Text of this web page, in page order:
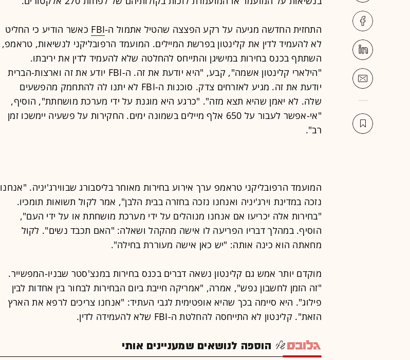
התחזית החדשה מגיעה על רקע הפצצה שהטיל אתמול ה-FBI כאשר הודיע כי החליט
לא להעמיד לדין את קלינטון בפרשת המיילים. המועמד הרפובליקני לנשיאות, טראמפ,
השתתף בכנס בחירות במישיגן והתייחס להחלטה שלא להעמיד לדין את יריבתו.
"הילארי קלינטון אשמה", קבע, "היא יודעת את זה. ה-FBI יודע את זה וארצות-הברית
יודעת את זה. מגיע לאזרחים צדק. סוכנות ה-FBI לא יתנו לה להתחמק מהפשעים
שלה. לא יאמן שהיא תצא מזה". "כרגע היא מוגנת על ידי מערכת מושחתת", הוסיף,
"אי-אפשר לעבור על 650 אלף מיילים בשמונה ימים. החקירות על פשעיה יימשכו זמן
רב".
המועמד הרפובליקני טראמפ ערך אירוע בחירות מאוחר בליסבורג שבווירג'יניה. "אנחנו
נזכה במדינת וירג'יניה ואנחנו נזכה בחזרה בבית הלבן", אמר לקול תשואות תומכיו.
"בחירות אלה יכריעו אם אנחנו מנוהלים על ידי מערכת מושחתת או על ידי העם",
הוסיף. במהלך דבריו הפריעה לו אישה מהקהל ושאלה: "האם תכבד נשים". לקול
מחאתה הוא כינה אותה: "יש כאן אישה מעוררת בחילה".
מוקדם יותר אמש גם קלינטון נשאה דברים בכנס בחירות במנצ'סטר שבניו-המפשייר.
"זה הזמן לחשבון נפש", אמרה, "אמריקה חייבת ביום הבחירות לבחור בין אחדות לבין
פילוג". היא סיימה בכך שהיא אופטימית לגבי העתיד: "אנחנו צריכים לרפא את הארץ
הזאת". קלינטון לא התייחסה להחלטת ה-FBI שלא להעמידה לדין.
הוספה לנושאים שמעניינים אותי